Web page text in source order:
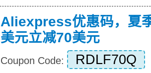
Aliexpress优惠码，夏
美元立减70美元
Coupon Code: RDLF70Q